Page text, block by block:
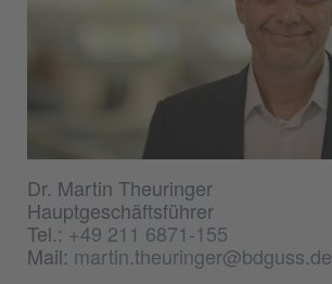
Dr. Martin Theuringer
Hauptgeschäftsführer
Tel.: +49 211 6871-155
Mail: martin.theuringer@bdguss.de